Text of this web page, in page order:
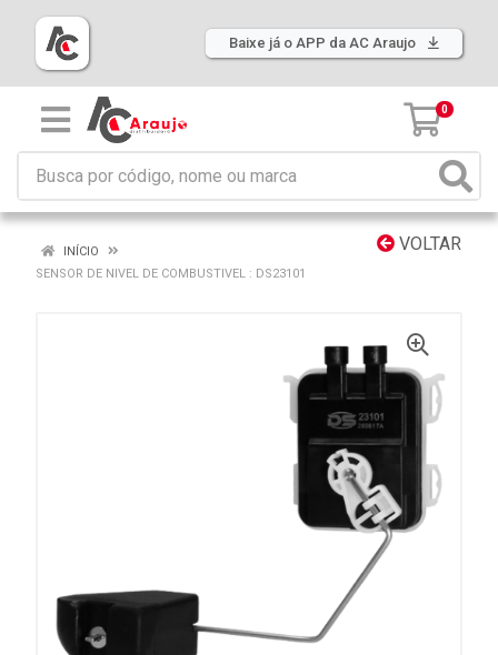
Baixe já o APP da AC Araujo
0
VOLTAR
INÍCIO
SENSOR DE NIVEL DE COMBUSTIVEL : DS23101